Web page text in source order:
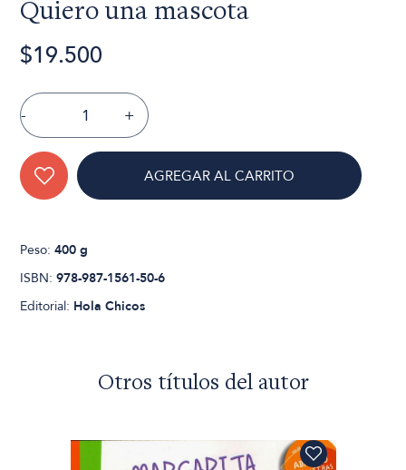
Quiero una mascota
$19.500
- +
AGREGAR AL CARRITO
Peso:400 g
ISBN:978-987-1561-50-6
Editorial: Hola Chicos
Otros títulos del autor